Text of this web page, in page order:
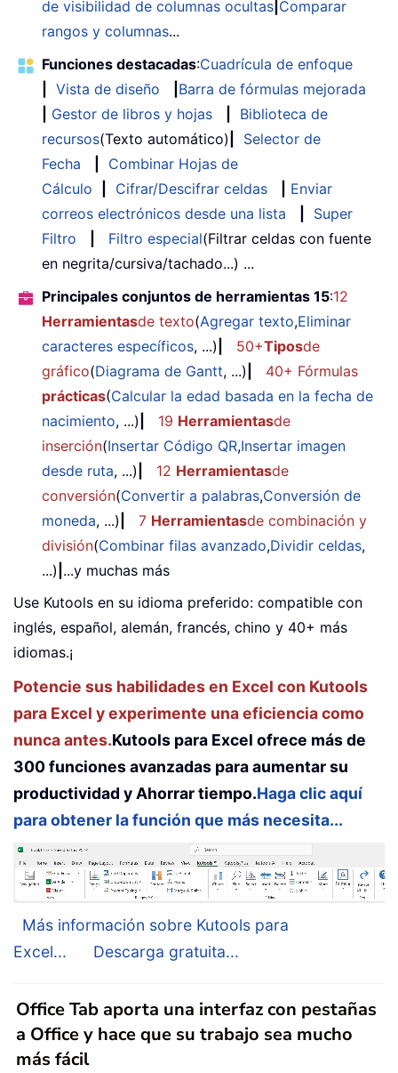
de visibilidad de columnas ocultas Comparar
rangos y columnas...
Funciones destacadas:Cuadrícula de enfoque
Vista de diseño
Barra de fórmulas mejorada
Gestor de libros y hojas
Biblioteca de
recursos(Texto automático)
Selector de
Fecha
Combinar Hojas de
Cálculo
Cifrar/Descifrar celdas
Enviar
correos electrónicos desde una lista
Super
Filtro
Filtro especial(Filtrar celdas con fuente
en negrita/cursiva/tachado...) ...
Principales conjuntos de herramientas 15:12
Herramientasde texto(Agregar texto,Eliminar
caracteres específicos, ...) 50+Tiposde
gráfico(Diagrama de Gantt, ...)
40+ Fórmulas
prácticas(Calcular la edad basada en la fecha de
nacimiento, ...) 19 Herramientasde
inserción(Insertar Código QR,Insertar imagen
desde ruta, ...) 12 Herramientasde
conversión(Convertir a palabras,Conversión de
moneda, ...) 7 Herramientasde combinación y
división(Combinar filas avanzado,Dividir celdas,
...) ...y muchas más
Use Kutools en su idioma preferido: compatible con
inglés, español, alemán, francés, chino y 40+ más
idiomas.¡
Potencie sus habilidades en Excel con Kutools
para Excel y experimente una eficiencia como
nunca antes.Kutools para Excel ofrece más de
300 funciones avanzadas para aumentar su
productividad y Ahorrar tiempo.Haga clic aquí
para obtener la función que más necesita...
Más información sobre Kutools para
Excel...
Descarga gratuita...
Office Tab aporta una interfaz con pestañas
a Office y hace que su trabajo sea mucho
más fácil